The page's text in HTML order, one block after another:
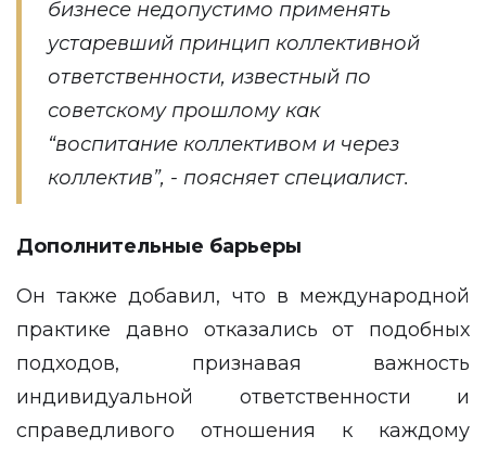
бизнесе недопустимо применять
устаревший принцип коллективной
ответственности, известный по
советскому прошлому как
“воспитание коллективом и через
коллектив”, - поясняет специалист.
Дополнительные барьеры
Он также добавил, что в международной
практике давно отказались от подобных
подходов, признавая важность
индивидуальной ответственности и
справедливого отношения к каждому